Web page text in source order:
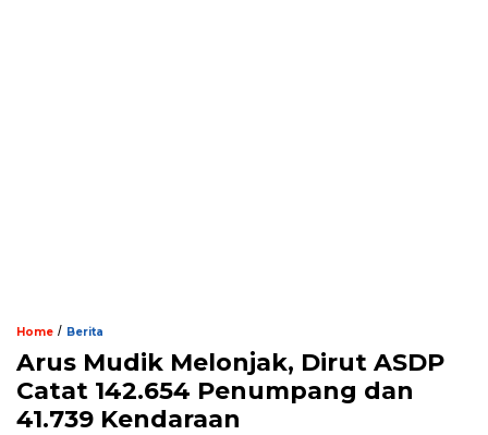
Home / Berita
Arus Mudik Melonjak, Dirut ASDP
Catat 142.654 Penumpang dan
41.739 Kendaraan